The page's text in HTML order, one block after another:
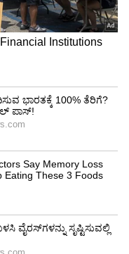
ಒಂದು ಪ್ರಮುಖ
ಅನೇಕ ಮೊದಲ
ಅಸ್ತಿತ್ವದಲ್ಲಿರುವ
ಎರಡನೇ ಮತ್ತು
ಎಂದು
ಸೂದ್ ಹೇಳಿದ್ದಾರೆ.
ಕ್ಕೂ ಹೆಚ್ಚು
ಇದು ಟೊಯೋಟಾ
ಕೈಗೆಟುಕುವ ಮತ್ತು
ಹೊಸ